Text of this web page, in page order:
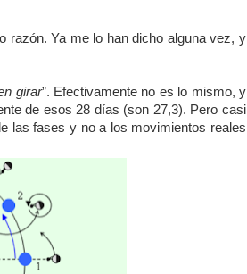
razón. Ya me lo han dicho alguna vez, y
girar”. Efectivamente no es lo mismo, y
de esos 28 días (son 27,3). Pero casi
las fases y no a los movimientos reales